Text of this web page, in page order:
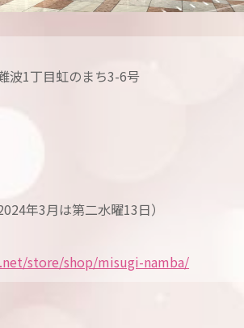
波1丁目虹のまち3-6号
年3月は第二水曜13日）
store/shop/misugi-namba/